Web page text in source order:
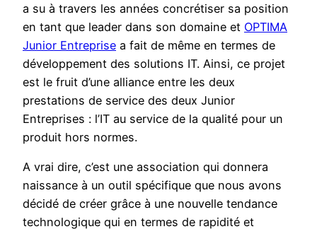
a su à travers les années concrétiser sa position
en tant que leader dans son domaine et OPTIMA
Junior Entreprise a fait de même en termes de
développement des solutions IT. Ainsi, ce projet
est le fruit d’une alliance entre les deux
prestations de service des deux Junior
Entreprises : l’IT au service de la qualité pour un
produit hors normes.
A vrai dire, c’est une association qui donnera
naissance à un outil spécifique que nous avons
décidé de créer grâce à une nouvelle tendance
technologique qui en termes de rapidité et